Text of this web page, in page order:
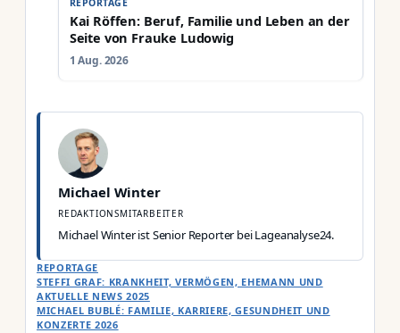
Kai Röffen: Beruf, Familie und Leben an der
Seite von Frauke Ludowig
1 Aug. 2026
Michael Winter
REDAKTIONSMITARBEITER
Michael Winter ist Senior Reporter bei Lageanalyse24.
KATEGORIEN
REPORTAGE
STEFFI GRAF: KRANKHEIT, VERMÖGEN, EHEMANN UND
AKTUELLE NEWS 2025
MICHAEL BUBLÉ: FAMILIE, KARRIERE, GESUNDHEIT UND
KONZERTE 2026